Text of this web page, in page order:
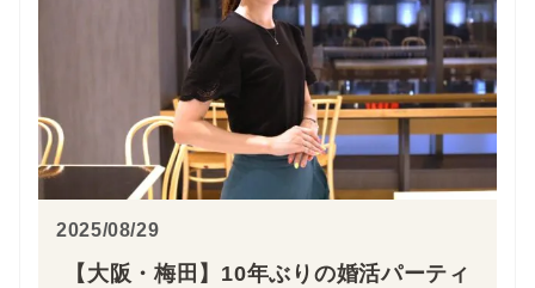
2025/08/29
【大阪・梅田】10年ぶりの婚活パーティ